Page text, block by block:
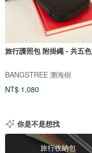
旅行護照包 附掛繩 - 共五色
BANGSTREE 瀏海樹
NT$ 1,080
你是不是想找
旅行收納包